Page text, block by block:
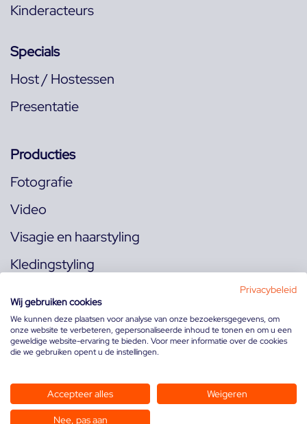
Kinderacteurs
Specials
Host / Hostessen
Presentatie
Producties
Fotografie
Video
Visagie en haarstyling
Kledingstyling
Volg ons op:
Privacybeleid
Wij gebruiken cookies
We kunnen deze plaatsen voor analyse van onze bezoekersgegevens, om
onze website te verbeteren, gepersonaliseerde inhoud te tonen en om u een
geweldige website-ervaring te bieden. Voor meer informatie over de cookies
die we gebruiken opent u de instellingen.
Accepteer alles Weigeren
Nee, pas aan